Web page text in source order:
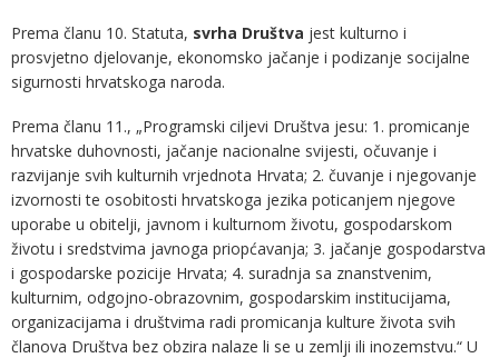
Prema članu 10. Statuta, svrha Društva jest kulturno i
prosvjetno djelovanje, ekonomsko jačanje i podizanje socijalne
sigurnosti hrvatskoga naroda.
Prema članu 11., „Programski ciljevi Društva jesu: 1. promicanje
hrvatske duhovnosti, jačanje nacionalne svijesti, očuvanje i
razvijanje svih kulturnih vrjednota Hrvata; 2. čuvanje i njegovanje
izvornosti te osobitosti hrvatskoga jezika poticanjem njegove
uporabe u obitelji, javnom i kulturnom životu, gospodarskom
životu i sredstvima javnoga priopćavanja; 3. jačanje gospodarstva
i gospodarske pozicije Hrvata; 4. suradnja sa znanstvenim,
kulturnim, odgojno-obrazovnim, gospodarskim institucijama,
organizacijama i društvima radi promicanja kulture života svih
članova Društva bez obzira nalaze li se u zemlji ili inozemstvu.“ U